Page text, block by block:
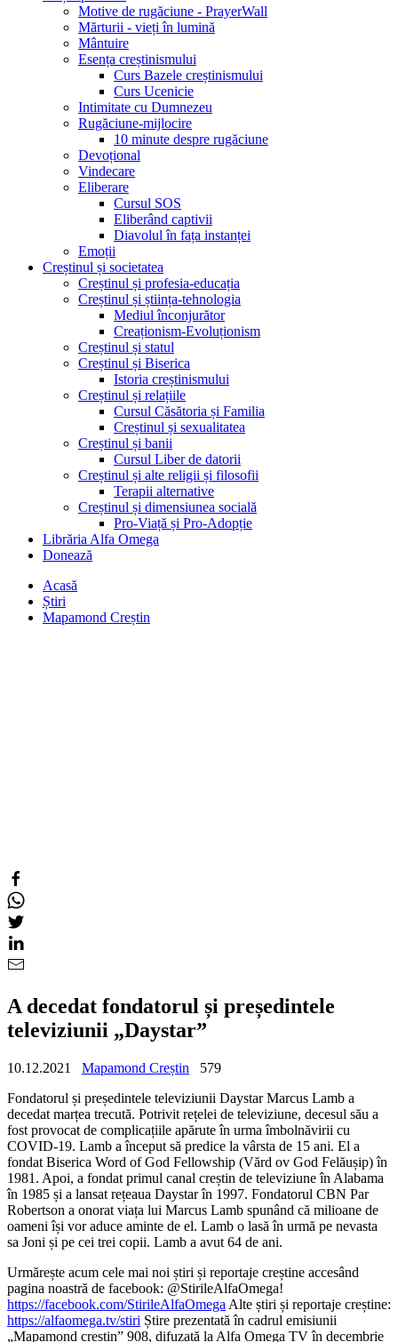
Motive de rugăciune - PrayerWall
Mărturii - vieți în lumină
Mântuire
Esența creștinismului
Curs Bazele creștinismului
Curs Ucenicie
Intimitate cu Dumnezeu
Rugăciune-mijlocire
10 minute despre rugăciune
Devoțional
Vindecare
Eliberare
Cursul SOS
Eliberând captivii
Diavolul în fața instanței
Emoții
Creștinul și societatea
Creștinul și profesia-educația
Creștinul și știința-tehnologia
Mediul înconjurător
Creaționism-Evoluționism
Creștinul și statul
Creștinul și Biserica
Istoria creștinismului
Creștinul și relațiile
Cursul Căsătoria și Familia
Creștinul și sexualitatea
Creștinul și banii
Cursul Liber de datorii
Creștinul și alte religii și filosofii
Terapii alternative
Creștinul și dimensiunea socială
Pro-Viață și Pro-Adopție
Librăria Alfa Omega
Donează
Acasă
Știri
Mapamond Creștin
A decedat fondatorul și președintele
televiziunii „Daystar”
10.12.2021 Mapamond Creștin
579
Fondatorul și președintele televiziunii Daystar Marcus Lamb a
decedat marțea trecută. Potrivit rețelei de televiziune, decesul său a
fost provocat de complicațiile apărute în urma îmbolnăvirii cu
COVID-19. Lamb a început să predice la vârsta de 15 ani. El a
fondat Biserica Word of God Fellowship (Vărd ov God Felăușip) în
1981. Apoi, a fondat primul canal creștin de televiziune în Alabama
în 1985 și a lansat rețeaua Daystar în 1997. Fondatorul CBN Par
Robertson a onorat viața lui Marcus Lamb spunând că milioane de
oameni își vor aduce aminte de el. Lamb o lasă în urmă pe nevasta
sa Joni și pe cei trei copii. Lamb a avut 64 de ani.
Urmărește acum cele mai noi știri și reportaje creștine accesând
pagina noastră de facebook: @StirileAlfaOmega!
https://facebook.com/StirileAlfaOmega Alte știri și reportaje creștine:
https://alfaomega.tv/stiri Știre prezentată în cadrul emisiunii
„Mapamond creștin” 908, difuzată la Alfa Omega TV în decembrie